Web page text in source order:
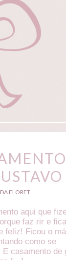
FLORET
aqui que
faz rir e
feliz! Ficou o
como se
casamento de